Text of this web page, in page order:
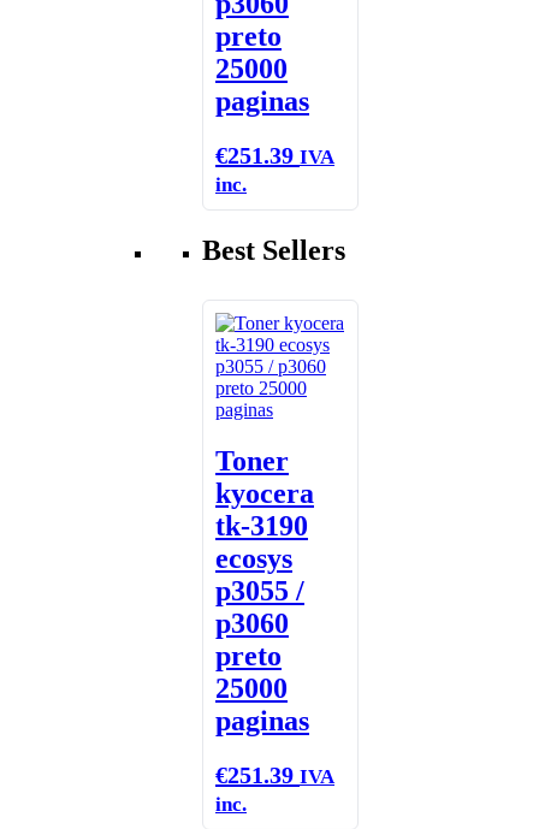
preto
25000
paginas
€251.39 IVA
inc.
Best Sellers
Toner
kyocera
tk-3190
ecosys
p3055 /
p3060
preto
25000
paginas
€251.39 IVA
inc.